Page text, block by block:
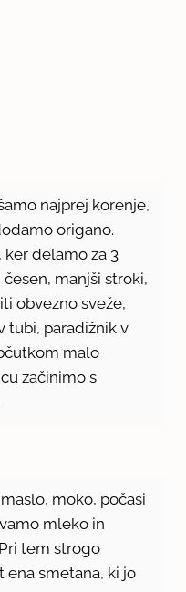
najprej korenje,
origano.
delamo za 3
manjši stroki,
obvezno sveže,
tubi, paradižnik v
malo
začinimo s
moko, počasi
mleko in
tem strogo
ena smetana, ki jo